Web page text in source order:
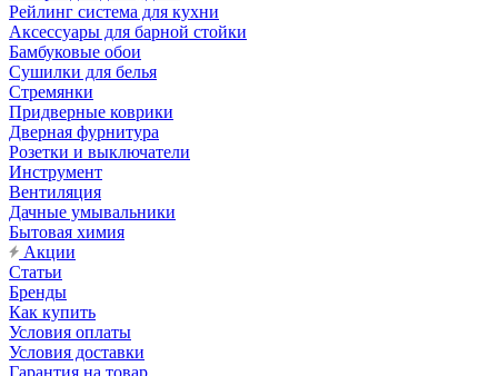
Рейлинг система для кухни
Аксессуары для барной стойки
Бамбуковые обои
Сушилки для белья
Стремянки
Придверные коврики
Дверная фурнитура
Розетки и выключатели
Инструмент
Вентиляция
Дачные умывальники
Бытовая химия
Акции
Статьи
Бренды
Как купить
Условия оплаты
Условия доставки
Гарантия на товар